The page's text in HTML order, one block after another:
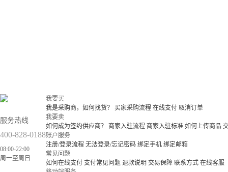
服务热线
400-828-0188
08:00-22:00
周一至周日
我要买
我是采购商，如何找货？
买家采购流程 在线支付 取消订单
我要卖
如何成为签约供应商？
商家入驻流程 商家入驻标准 如何上传商品
账户服务
注册/登录流程 无法登录/忘记密码 绑定手机 绑定邮箱
常见问题
如何在线支付 支付常见问题 退款说明 交易保障 联系方式 在线客服